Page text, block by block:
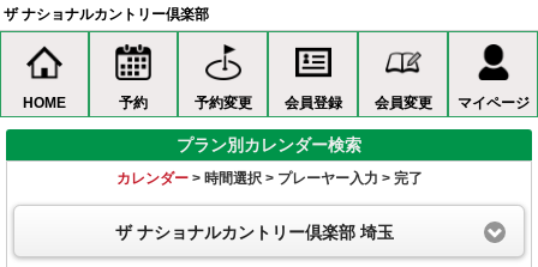
ザ ナショナルカントリー倶楽部
HOME 予約 予約変更 会員登録 会員変更 マイページ
プラン別カレンダー検索
カレンダー> 時間選択 > プレーヤー入力 > 完了
ザ ナショナルカントリー倶楽部 埼玉